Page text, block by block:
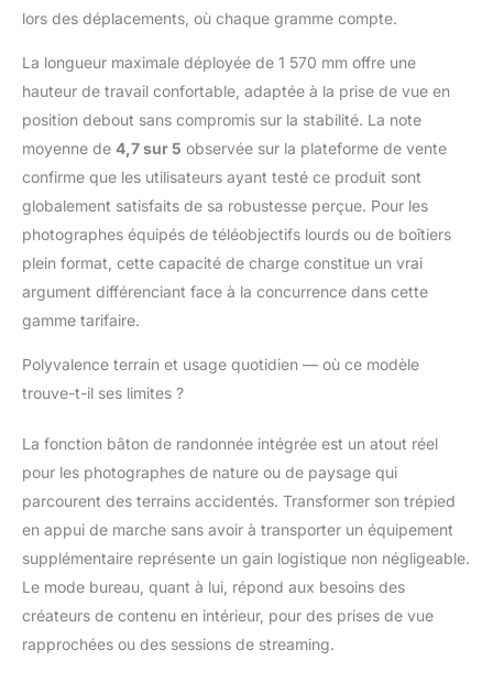
lors des déplacements, où chaque gramme compte.
La longueur maximale déployée de 1 570 mm offre une
hauteur de travail confortable, adaptée à la prise de vue en
position debout sans compromis sur la stabilité. La note
moyenne de 4,7 sur 5 observée sur la plateforme de vente
confirme que les utilisateurs ayant testé ce produit sont
globalement satisfaits de sa robustesse perçue. Pour les
photographes équipés de téléobjectifs lourds ou de boîtiers
plein format, cette capacité de charge constitue un vrai
argument différenciant face à la concurrence dans cette
gamme tarifaire.
Polyvalence terrain et usage quotidien — où ce modèle
trouve-t-il ses limites ?
La fonction bâton de randonnée intégrée est un atout réel
pour les photographes de nature ou de paysage qui
parcourent des terrains accidentés. Transformer son trépied
en appui de marche sans avoir à transporter un équipement
supplémentaire représente un gain logistique non négligeable.
Le mode bureau, quant à lui, répond aux besoins des
créateurs de contenu en intérieur, pour des prises de vue
rapprochées ou des sessions de streaming.